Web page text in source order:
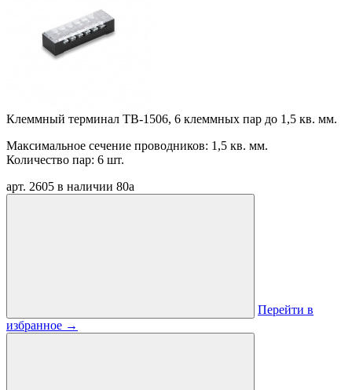
Клеммный терминал TB-1506, 6 клеммных пар до 1,5 кв. мм.
Максимальное сечение проводников: 1,5 кв. мм.
Количество пар: 6 шт.
арт. 2605 в наличии 80a
Перейти в
избранное →